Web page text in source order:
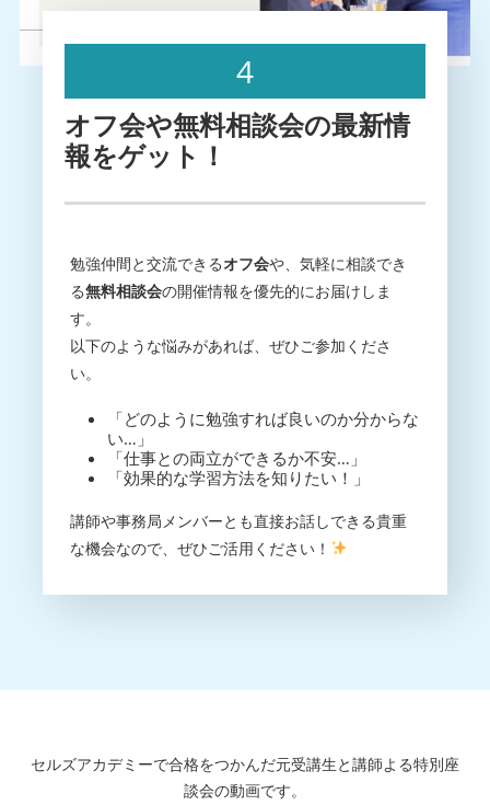
4
オフ会や無料相談会の最新情
報をゲット！
勉強仲間と交流できるオフ会や、気軽に相談でき
る無料相談会の開催情報を優先的にお届けしま
す。
以下のような悩みがあれば、ぜひご参加くださ
い。
「どのように勉強すれば良いのか分からな
い…」
「仕事との両立ができるか不安…」
「効果的な学習方法を知りたい！」
講師や事務局メンバーとも直接お話しできる貴重
な機会なので、ぜひご活用ください！
セルズアカデミーで合格をつかんだ元受講生と講師よる特別座
談会の動画です。